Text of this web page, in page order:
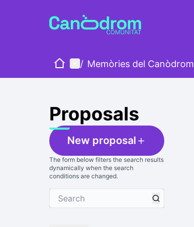
HomeMain menu
/ Memòries del Canòdrom
Proposals
New proposal
The form below filters the search results
dynamically when the search
conditions are changed.